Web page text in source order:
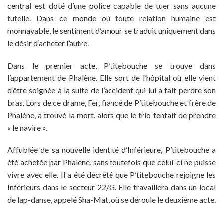
central est doté d’une police capable de tuer sans aucune
tutelle. Dans ce monde où toute relation humaine est
monnayable, le sentiment d’amour se traduit uniquement dans
le désir d’acheter l’autre.
Dans le premier acte, P’titebouche se trouve dans
l’appartement de Phalène. Elle sort de l’hôpital où elle vient
d’être soignée à la suite de l’accident qui lui a fait perdre son
bras. Lors de ce drame, Fer, fiancé de P’titebouche et frère de
Phalène, a trouvé la mort, alors que le trio tentait de prendre
« le navire ».
Affublée de sa nouvelle identité d’Inférieure, P’titebouche a
été achetée par Phalène, sans toutefois que celui-ci ne puisse
vivre avec elle. Il a été décrété que P’titebouche rejoigne les
Inférieurs dans le secteur 22/G. Elle travaillera dans un local
de lap-danse, appelé Sha-Mat, où se déroule le deuxième acte.